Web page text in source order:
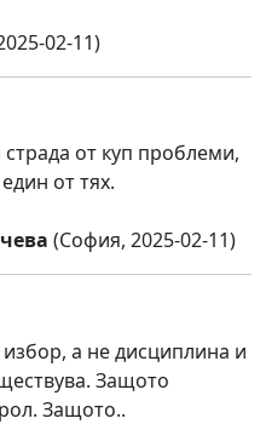
02-11)
от куп проблеми,
от тях.
(София, 2025-02-11)
а не дисциплина и
Защото
Защото..